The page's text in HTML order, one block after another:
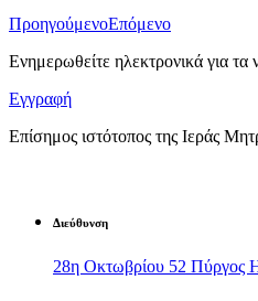
ΠροηγούμενοΕπόμενο
Ενημερωθείτε ηλεκτρονικά για τα
Εγγραφή
Επίσημος ιστότοπος της Ιεράς
Διεύθυνση
28η Οκτωβρίου 52 Πύργος